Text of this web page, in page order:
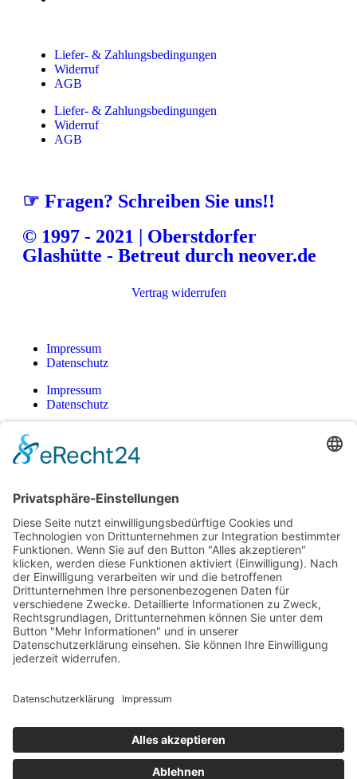
Liefer- & Zahlungsbedingungen
Widerruf
AGB
Liefer- & Zahlungsbedingungen
Widerruf
AGB
☞ Fragen? Schreiben Sie uns!!
© 1997 - 2021 | Oberstdorfer
Glashütte - Betreut durch neover.de
Vertrag widerrufen
Impressum
Datenschutz
Impressum
Datenschutz
Lege dein Kategorienmenü im Header Builder -> Mobile -> Mobile
Menüelement -> Ein-/Ausblenden -> Menü auswählen fest
Shop
Warenkorb
Schließen
Glas Karaffe mit Sternzeichen Horoskop Stier in Innerem Höhe
30 cm Inhalt 0,5 Liter mundgeblasen Klarglas
28,90
Vorrätig